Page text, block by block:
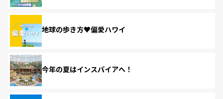
地球の歩き方♥偏愛ハワイ
今年の夏はインスパイアへ！